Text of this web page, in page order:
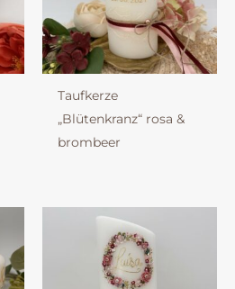
Taufkerze
„Blütenkranz“ rosa &
brombeer